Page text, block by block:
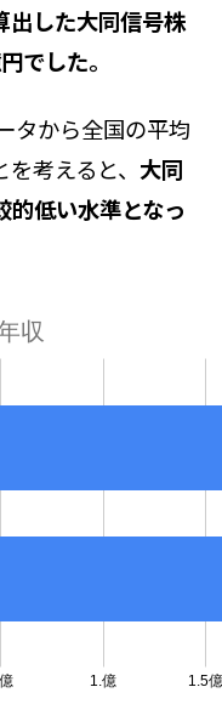
出した大同信号株
でした。
タから全国の平均
考えると、 大同
的低い水準となっ